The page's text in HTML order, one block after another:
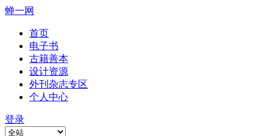
蝉一网
首页
电子书
古籍善本
设计资源
外刊杂志专区
个人中心
登录